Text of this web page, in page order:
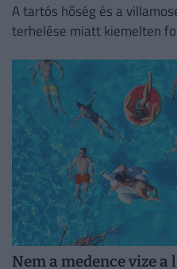
A tartós hőség és a
terhelése miatt kiemelten
Nem a medence vize a